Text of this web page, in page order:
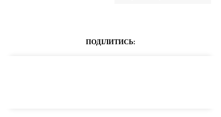
ПОДІЛИТИСЬ: